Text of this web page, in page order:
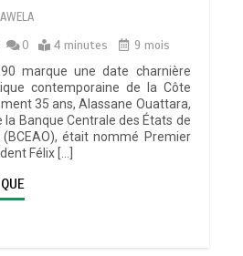
0 4 minutes
9 mois
marque une date charnière
contemporaine de la Côte
35 ans, Alassane Ouattara,
la Banque Centrale des États de
(BCEAO), était nommé Premier
Félix […]